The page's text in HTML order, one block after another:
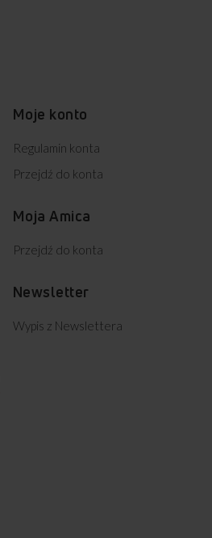
Moje konto
Regulamin konta
Przejdź do konta
Moja Amica
Przejdź do konta
Newsletter
Wypis z Newslettera